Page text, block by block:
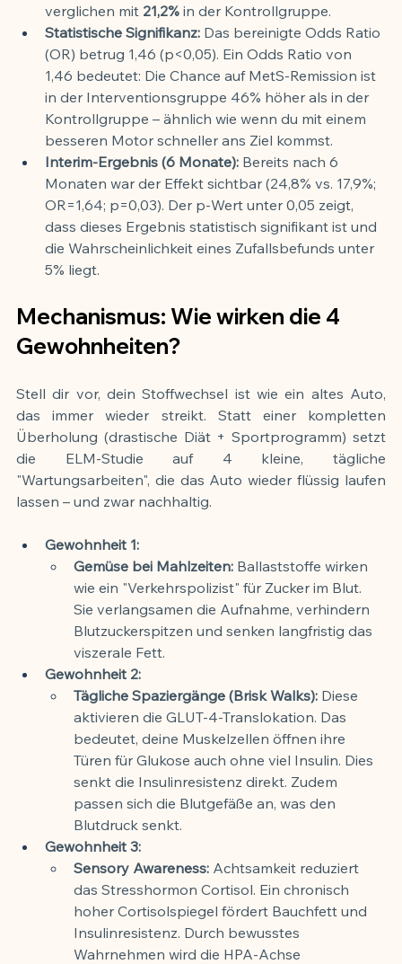
verglichen mit 21,2% in der Kontrollgruppe.
Statistische Signifikanz: Das bereinigte Odds Ratio
(OR) betrug 1,46 (p<0,05). Ein Odds Ratio von
1,46 bedeutet: Die Chance auf MetS-Remission ist
in der Interventionsgruppe 46% höher als in der
Kontrollgruppe – ähnlich wie wenn du mit einem
besseren Motor schneller ans Ziel kommst.
Interim-Ergebnis (6 Monate): Bereits nach 6
Monaten war der Effekt sichtbar (24,8% vs. 17,9%;
OR=1,64; p=0,03). Der p-Wert unter 0,05 zeigt,
dass dieses Ergebnis statistisch signifikant ist und
die Wahrscheinlichkeit eines Zufallsbefunds unter
5% liegt.
Mechanismus: Wie wirken die 4
Gewohnheiten?
Stell dir vor, dein Stoffwechsel ist wie ein altes Auto,
das immer wieder streikt. Statt einer kompletten
Überholung (drastische Diät + Sportprogramm) setzt
die ELM-Studie auf 4 kleine, tägliche
"Wartungsarbeiten", die das Auto wieder flüssig laufen
lassen – und zwar nachhaltig.
Gewohnheit 1:
Gemüse bei Mahlzeiten: Ballaststoffe wirken
wie ein "Verkehrspolizist" für Zucker im Blut.
Sie verlangsamen die Aufnahme, verhindern
Blutzuckerspitzen und senken langfristig das
viszerale Fett.
Gewohnheit 2:
Tägliche Spaziergänge (Brisk Walks): Diese
aktivieren die GLUT-4-Translokation. Das
bedeutet, deine Muskelzellen öffnen ihre
Türen für Glukose auch ohne viel Insulin. Dies
senkt die Insulinresistenz direkt. Zudem
passen sich die Blutgefäße an, was den
Blutdruck senkt.
Gewohnheit 3:
Sensory Awareness: Achtsamkeit reduziert
das Stresshormon Cortisol. Ein chronisch
hoher Cortisolspiegel fördert Bauchfett und
Insulinresistenz. Durch bewusstes
Wahrnehmen wird die HPA-Achse